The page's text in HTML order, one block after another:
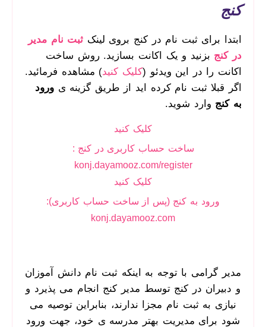
کنج
ابتدا برای ثبت نام در کنج بروی لینک ثبت نام مدیر
در کنج بزنید و یک اکانت بسازید. روش ساخت
اکانت را در این ویدئو (کلیک کنید) مشاهده فرمائید.
اگر قبلا ثبت نام کرده اید از طریق گزینه یورود
به کنج وارد شوید.
کلیک کنید
ساخت حساب کاربری در کنج :
konj.dayamooz.com/register
کلیک کنید
ورود به کنج (پس از ساخت حساب کاربری):
konj.dayamooz.com
مدیر گرامی با توجه به اینکه ثبت نام دانش آموزان
و دبیران در کنج توسط مدیر کنج انجام می پذیرد و
نیازی به ثبت نام مجزا ندارند، بنابراین توصیه می
شود برای مدیریت بهتر مدرسه ی خود، جهت ورود